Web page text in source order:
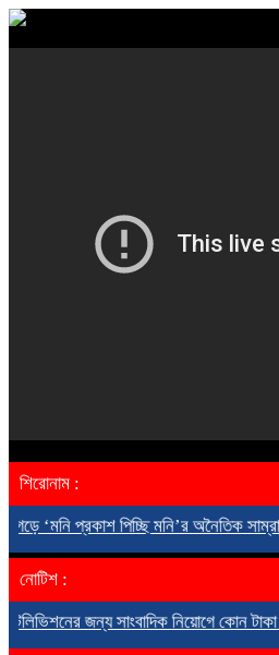
শিরোনাম :
প্রকাশ পিচ্ছি মনি’র অনৈতিক সাম্রাজ্যে
নোটিশ :
জন্য সাংবাদিক নিয়োগে কোন টাকা নেয়া